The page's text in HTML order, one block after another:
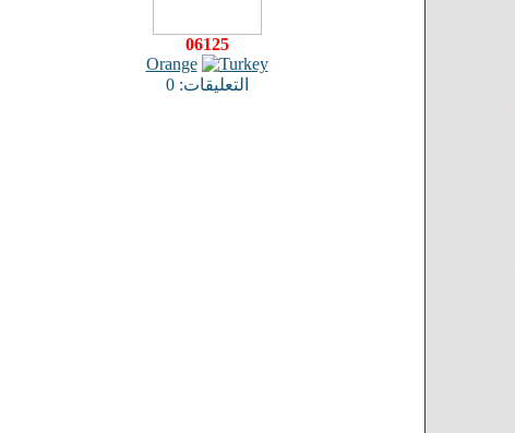
06125
Orange
التعليقات: 0